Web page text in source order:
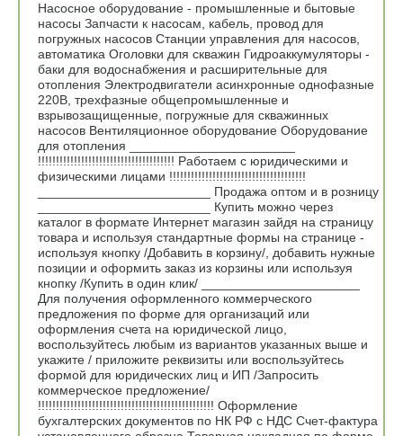
Насосное оборудование - промышленные и бытовые
насосы Запчасти к насосам, кабель, провод для
погружных насосов Станции управления для насосов,
автоматика Оголовки для скважин Гидроаккумуляторы -
баки для водоснабжения и расширительные для
отопления Электродвигатели асинхронные однофазные
220В, трехфазные общепромышленные и
взрывозащищенные, погружные для скважинных
насосов Вентиляционное оборудование Оборудование
для отопления _______________________
!!!!!!!!!!!!!!!!!!!!!!!!!!!!!!!!!!!!!! Работаем с юридическими и
физическими лицами !!!!!!!!!!!!!!!!!!!!!!!!!!!!!!!!!!!!!!
________________________ Продажа оптом и в розницу
________________________ Купить можно через
каталог в формате Интернет магазин зайдя на страницу
товара и используя стандартные формы на странице -
используя кнопку /Добавить в корзину/, добавить нужные
позиции и оформить заказ из корзины или используя
кнопку /Купить в один клик/ ______________________
Для получения оформленного коммерческого
предложения по форме для организаций или
оформления счета на юридической лицо,
воспользуйтесь любым из вариантов указанных выше и
укажите / приложите реквизиты или воспользуйтесь
формой для юридических лиц и ИП /Запросить
коммерческое предложение/
!!!!!!!!!!!!!!!!!!!!!!!!!!!!!!!!!!!!!!!!!!!!!!!!! Оформление
бухгалтерских документов по НК РФ с НДС Счет-фактура